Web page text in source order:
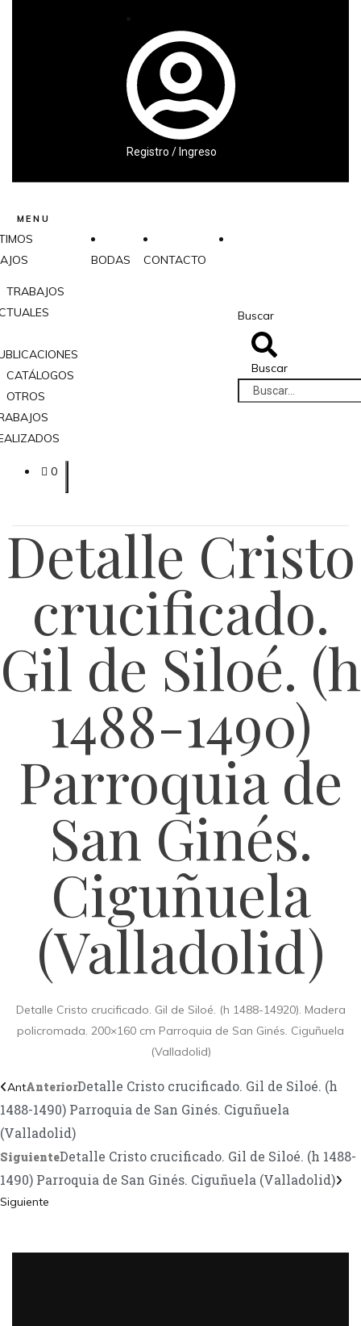
Registro / Ingreso
MENU
TRABAJOS
CATÁLOGOS
OTROS
BODAS CONTACTO
0
Buscar
Buscar
Detalle Cristo
crucificado.
Gil de Siloé. (h
1488-1490)
Parroquia de
San Ginés.
Ciguñuela
(Valladolid)
Detalle Cristo crucificado. Gil de Siloé. (h 1488-14920). Madera
policromada. 200×160 cm Parroquia de San Ginés. Ciguñuela
(Valladolid)
AntAnteriorDetalle Cristo crucificado. Gil de Siloé. (h
1488-1490) Parroquia de San Ginés. Ciguñuela
(Valladolid)
SiguienteDetalle Cristo crucificado. Gil de Siloé. (h 1488-
1490) Parroquia de San Ginés. Ciguñuela (Valladolid)
Siguiente